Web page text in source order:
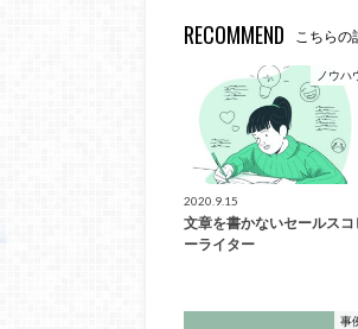
RECOMMEND こちらの
ノウハ
2020.9.15
文章を書かないセールスコ
ーライター
事